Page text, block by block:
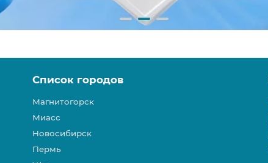
Список городов
Магнитогорск
Миасс
Новосибирск
Пермь